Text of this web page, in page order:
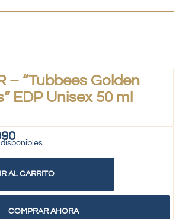
– “Tubbees Golden
EDP Unisex 50 ml
disponibles
AL CARRITO
COMPRAR AHORA